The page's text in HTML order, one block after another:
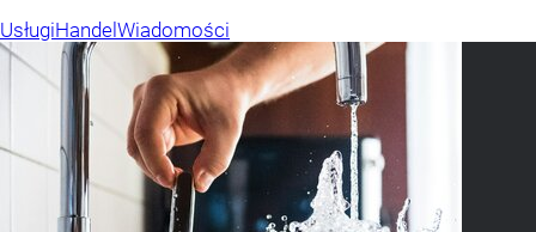
UsługiHandel Wiadomości